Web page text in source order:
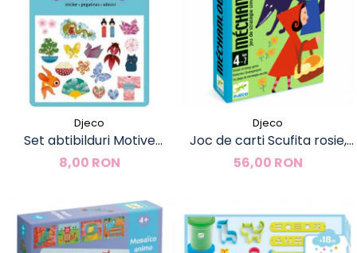
Djeco
Set abtibilduri Motive
asiatice, Djeco
8,00 RON
Djeco
Joc de carti Scufita rosie,
Djeco
56,00 RON